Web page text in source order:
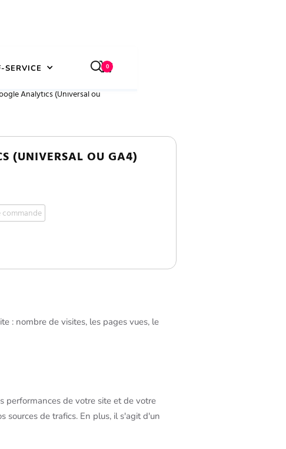
0
SERVICE
Analytics (Universal ou
(UNIVERSAL OU GA4)
: nombre de visites, les pages vues, le
performances de votre site et de votre
sources de trafics. En plus, il s'agit d'un